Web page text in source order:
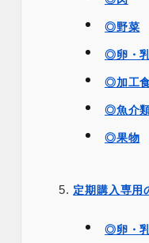
◎野菜
◎卵・
◎加工
◎魚介
◎果物
定期購入専用
◎卵・